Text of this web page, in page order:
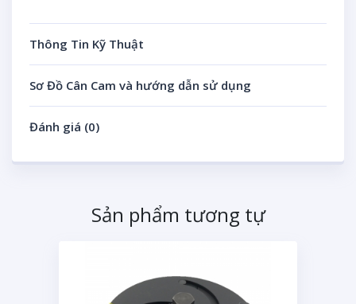
Thông Tin Kỹ Thuật
Sơ Đồ Cân Cam và hướng dẫn sử dụng
Đánh giá (0)
Sản phẩm tương tự